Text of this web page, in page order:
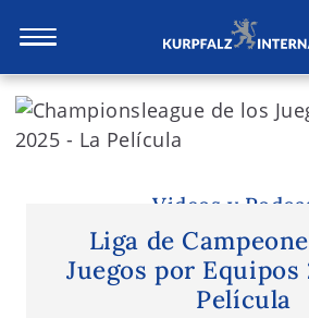
S
Videos y
Liga de
Juegos por Equipos
Película